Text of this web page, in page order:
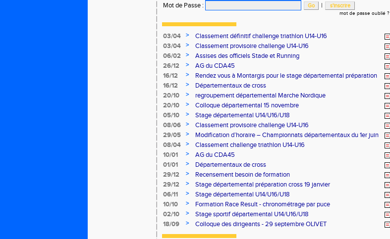
Mot de Passe : |
mot de passe oublié ?
03/04 >
Classement définitif challenge triathlon U14-U16
03/04
>
Classement provisoire challenge U14-U16
06/02
>
Assises des officiels Stade et Running
26/12
>
AG du CDA45
16/12
>
Rendez vous à Montargis pour le stage départemental préparation
cross 18 janvier
16/12 >
Départementaux de cross
20/10
>
regroupement départemental Marche Nordique
20/10
>
Colloque départemental 15 novembre
05/10
>
Stage départemental U14/U16/U18
08/06
>
Classement provisoire challenge U14-U16
29/05
>
Modification d’horaire – Championnats départementaux du 1er juin
08/04
>
Classement challenge triathlon U14-U16
10/01
>
AG du CDA45
01/01
>
Départementaux de cross
29/12
>
Recensement besoin de formation
29/12
>
Stage départemental préparation cross 19 janvier
06/11
>
Stage départemental U14/U16/U18
10/10
>
Formation Race Result - chronométrage par puce
02/10
>
Stage sportif départemental U14/U16/U18
18/09
> Colloque des dirigeants - 29 septembre OLIVET